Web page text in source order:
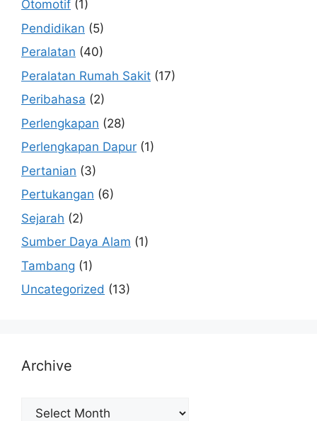
Otomotif (1)
Pendidikan (5)
Peralatan (40)
Peralatan Rumah Sakit (17)
Peribahasa (2)
Perlengkapan (28)
Perlengkapan Dapur (1)
Pertanian (3)
Pertukangan (6)
Sejarah (2)
Sumber Daya Alam (1)
Tambang (1)
Uncategorized (13)
Archive
Archive